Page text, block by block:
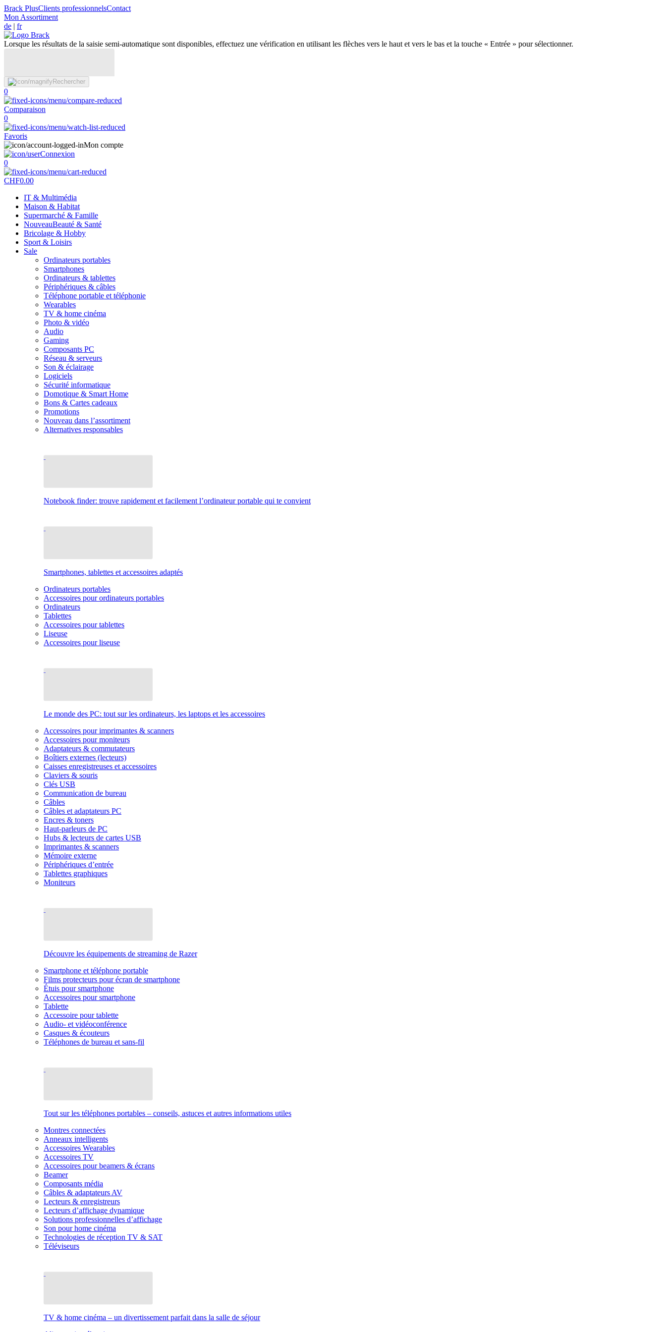
Brack PlusClients professionnelsContact
Mon Assortiment
de | fr
Lorsque les résultats de la saisie semi-automatique sont disponibles, effectuez une vérification en utilisant les flèches vers le haut et vers le bas et la touche « Entrée » pour sélectionner.
Rechercher
0
Comparaison
0
Favoris
Mon compte
Connexion
0
CHF0.00
IT & Multimédia
Maison & Habitat
Supermarché & Famille
NouveauBeauté & Santé
Bricolage & Hobby
Sport & Loisirs
Sale
Ordinateurs portables
Smartphones
Ordinateurs & tablettes
Périphériques & câbles
Téléphone portable et téléphonie
Wearables
TV & home cinéma
Photo & vidéo
Audio
Gaming
Composants PC
Réseau & serveurs
Son & éclairage
Logiciels
Sécurité informatique
Domotique & Smart Home
Bons & Cartes cadeaux
Promotions
Nouveau dans l’assortiment
Alternatives responsables
Notebook finder: trouve rapidement et facilement l’ordinateur portable qui te convient
Smartphones, tablettes et accessoires adaptés
Ordinateurs portables
Accessoires pour ordinateurs portables
Ordinateurs
Tablettes
Accessoires pour tablettes
Liseuse
Accessoires pour liseuse
Le monde des PC: tout sur les ordinateurs, les laptops et les accessoires
Accessoires pour imprimantes & scanners
Accessoires pour moniteurs
Adaptateurs & commutateurs
Boîtiers externes (lecteurs)
Caisses enregistreuses et accessoires
Claviers & souris
Clés USB
Communication de bureau
Câbles
Câbles et adaptateurs PC
Encres & toners
Haut-parleurs de PC
Hubs & lecteurs de cartes USB
Imprimantes & scanners
Mémoire externe
Périphériques d’entrée
Tablettes graphiques
Moniteurs
Découvre les équipements de streaming de Razer
Smartphone et téléphone portable
Films protecteurs pour écran de smartphone
Étuis pour smartphone
Accessoires pour smartphone
Tablette
Accessoire pour tablette
Audio- et vidéoconférence
Casques & écouteurs
Téléphones de bureau et sans-fil
Tout sur les téléphones portables – conseils, astuces et autres informations utiles
Montres connectées
Anneaux intelligents
Accessoires Wearables
Accessoires TV
Accessoires pour beamers & écrans
Beamer
Composants média
Câbles & adaptateurs AV
Lecteurs & enregistreurs
Lecteurs d’affichage dynamique
Solutions professionnelles d’affichage
Son pour home cinéma
Technologies de réception TV & SAT
Téléviseurs
TV & home cinéma – un divertissement parfait dans la salle de séjour